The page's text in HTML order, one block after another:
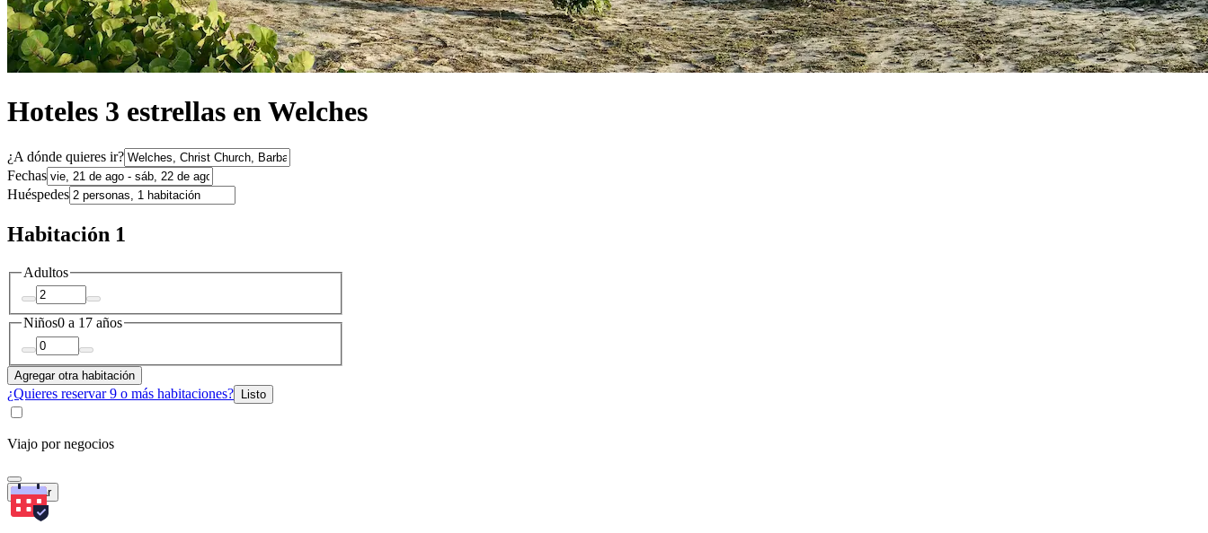
Hoteles 3 estrellas en Welches
¿A dónde quieres ir?
Fechas
Huéspedes
Habitación 1
Adultos
Niños0 a 17 años
Agregar otra habitación
¿Quieres reservar 9 o más habitaciones? Listo
Viajo por negocios
Buscar